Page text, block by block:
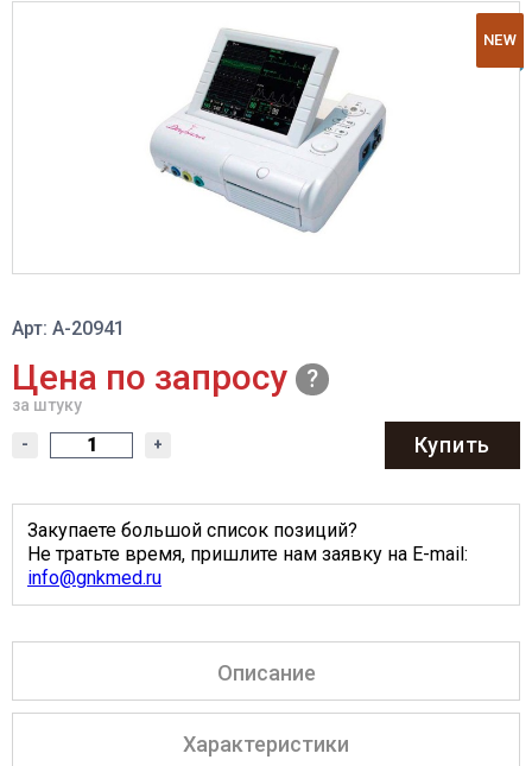
NEW
Арт: A-20941
Цена по запросу
за штуку
- + Купить
Закупаете большой список позиций?
Не тратьте время, пришлите нам заявку на E-mail:
info@gnkmed.ru
Описание
Характеристики